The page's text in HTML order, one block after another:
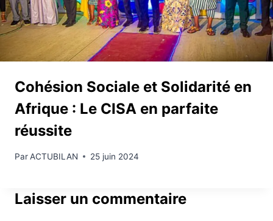
Cohésion Sociale et Solidarité en
Afrique : Le CISA en parfaite
réussite
ParACTUBILAN 25 juin 2024
Laisser un commentaire